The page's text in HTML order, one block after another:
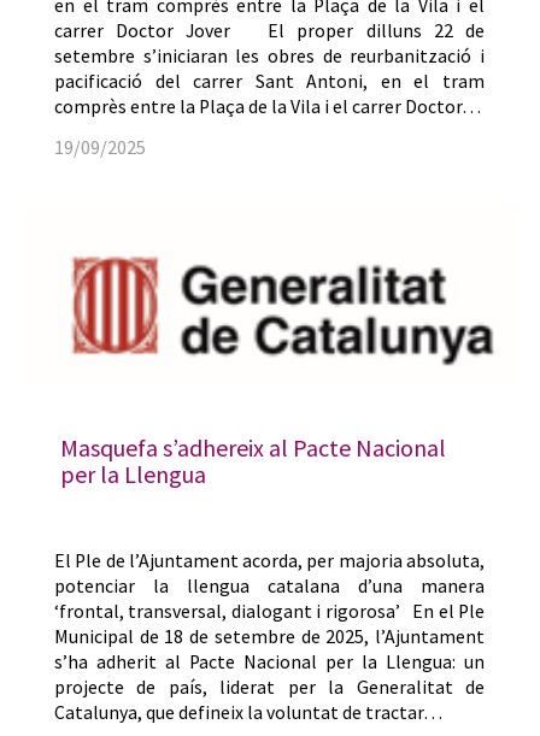
en el tram comprès entre la Plaça de la Vila i el
carrer Doctor Jover El proper dilluns 22 de
setembre s’iniciaran les obres de reurbanització i
pacificació del carrer Sant Antoni, en el tram
comprès entre la Plaça de la Vila i el carrer Doctor…
19/09/2025
Masquefa s’adhereix al Pacte Nacional
per la Llengua
El Ple de l’Ajuntament acorda, per majoria absoluta,
potenciar la llengua catalana d’una manera
‘frontal, transversal, dialogant i rigorosa’ En el Ple
Municipal de 18 de setembre de 2025, l’Ajuntament
s’ha adherit al Pacte Nacional per la Llengua: un
projecte de país, liderat per la Generalitat de
Catalunya, que defineix la voluntat de tractar…